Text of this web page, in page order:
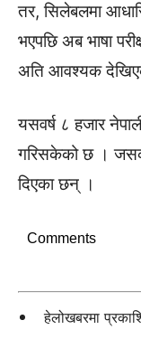
तर, सिलेबलमा
भएपछि अब भाषा
अति आवश्यक
यसवर्ष ८ हजार
गरिसकेको छ ।
दिएका छन् ।
Comments
हेलोखबरमा